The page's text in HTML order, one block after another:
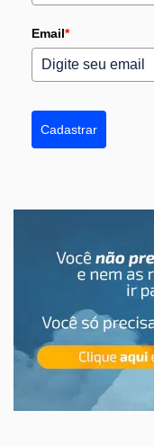
Email*
Cadastrar